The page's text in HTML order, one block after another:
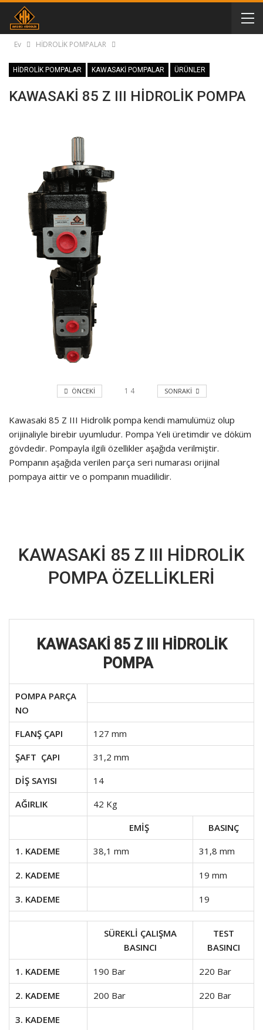
Ev HİDROLİK POMPALAR
HİDROLİK POMPALAR KAWASAKİ POMPALAR ÜRÜNLER
KAWASAKİ 85 Z III HİDROLİK POMPA
ÖNCEKI 1 4 SONRAKI
Kawasaki 85 Z III Hidrolik pompa kendi mamulümüz olup
orijinaliyle birebir uyumludur. Pompa Yeli üretimdir ve döküm
gövdedir. Pompayla ilgili özellikler aşağıda verilmiştir.
Pompanın aşağıda verilen parça seri numarası orijinal
pompaya aittir ve o pompanın muadilidir.
KAWASAKİ 85 Z III HİDROLİK
POMPA ÖZELLİKLERİ
KAWASAKİ 85 Z III HİDROLİK
POMPA
POMPA PARÇA
NO
FLANŞ ÇAPI
127 mm
ŞAFT ÇAPI
31,2 mm
DİŞ SAYISI
14
AĞIRLIK
42 Kg
EMİŞ
BASINÇ
1. KADEME
38,1 mm 31,8 mm
2. KADEME 19 mm
3. KADEME 19
SÜREKLİ ÇALIŞMA
BASINCI
TEST
BASINCI
1. KADEME 190 Bar 220 Bar
2. KADEME 200 Bar 220 Bar
3. KADEME